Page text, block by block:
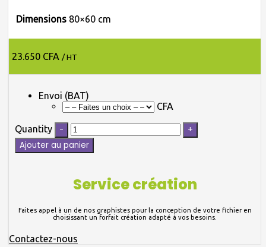
Dimensions 80×60 cm
23.650 CFA / HT
Envoi (BAT)
CFA
Quantity
Ajouter au panier
Service création
Faites appel à un de nos graphistes pour la conception de votre fichier en
choisissant un forfait création adapté à vos besoins.
Contactez-nous